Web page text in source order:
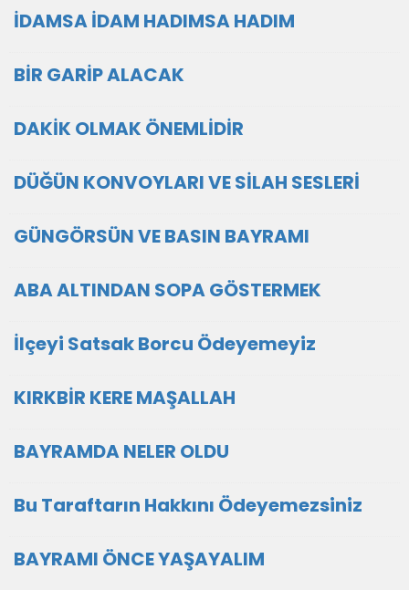
İDAMSA İDAM HADIMSA HADIM
BİR GARİP ALACAK
DAKİK OLMAK ÖNEMLİDİR
DÜĞÜN KONVOYLARI VE SİLAH SESLERİ
GÜNGÖRSÜN VE BASIN BAYRAMI
ABA ALTINDAN SOPA GÖSTERMEK
İlçeyi Satsak Borcu Ödeyemeyiz
KIRKBİR KERE MAŞALLAH
BAYRAMDA NELER OLDU
Bu Taraftarın Hakkını Ödeyemezsiniz
BAYRAMI ÖNCE YAŞAYALIM